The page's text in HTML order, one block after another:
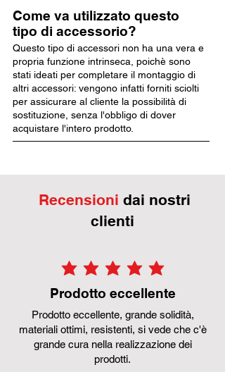
Come va utilizzato questo
tipo di accessorio?
Questo tipo di accessori non ha una vera e
propria funzione intrinseca, poichè sono
stati ideati per completare il montaggio di
altri accessori: vengono infatti forniti sciolti
per assicurare al cliente la possibilità di
sostituzione, senza l'obbligo di dover
acquistare l'intero prodotto.
Recensioni dai nostri
clienti
la valutazione media è 5 su
Prodotto eccellente
Prodotto eccellente, grande solidità,
materiali ottimi, resistenti, si vede che c'è
grande cura nella realizzazione dei
prodotti.